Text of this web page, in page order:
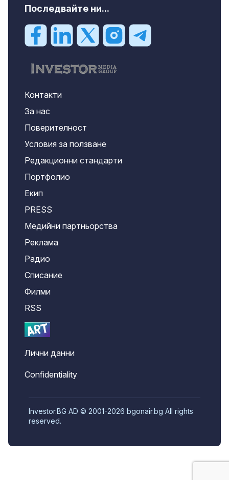
Последвайте ни...
Контакти
За нас
Поверителност
Условия за ползване
Редакционни стандарти
Портфолио
Екип
PRESS
Медийни партньорства
Реклама
Радио
Списание
Филми
RSS
Лични данни
Confidentiality
Investor.BG AD © 2001-2026 bgonair.bg All rights
reserved.